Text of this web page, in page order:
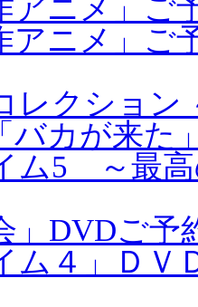
アニメ」ご
アニメ」ご
レクショ
バカが来
ム5 ～最
」DVDご予
ム４」ＤＶ